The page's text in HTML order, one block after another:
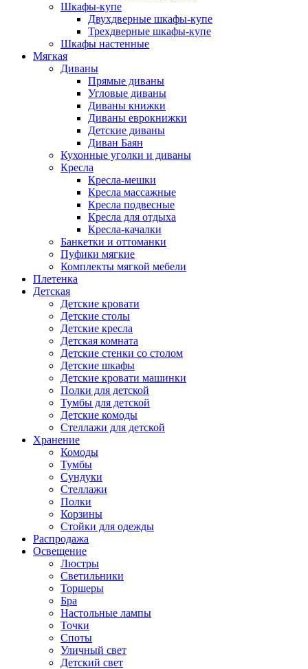
Шкафы-купе
Двухдверные шкафы-купе
Трехдверные шкафы-купе
Шкафы настенные
Мягкая
Диваны
Прямые диваны
Угловые диваны
Диваны книжки
Диваны еврокнижки
Детские диваны
Диван Баян
Кухонные уголки и диваны
Кресла
Кресла-мешки
Кресла массажные
Кресла подвесные
Кресла для отдыха
Кресла-качалки
Банкетки и оттоманки
Пуфики мягкие
Комплекты мягкой мебели
Плетенка
Детская
Детские кровати
Детские столы
Детские кресла
Детская комната
Детские стенки со столом
Детские шкафы
Детские кровати машинки
Полки для детской
Тумбы для детской
Детские комоды
Стеллажи для детской
Хранение
Комоды
Тумбы
Сундуки
Стеллажи
Полки
Корзины
Стойки для одежды
Распродажа
Освещение
Люстры
Светильники
Торшеры
Бра
Настольные лампы
Точки
Споты
Уличный свет
Детский свет